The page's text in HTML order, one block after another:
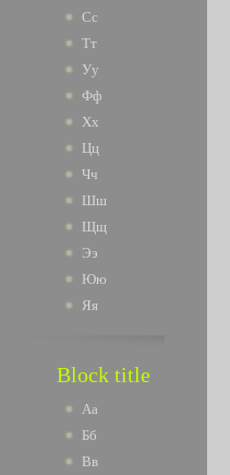
Сс
Тт
Уу
Фф
Хх
Цц
Чч
Шш
Щщ
Ээ
Юю
Яя
Block title
Аа
Бб
Вв